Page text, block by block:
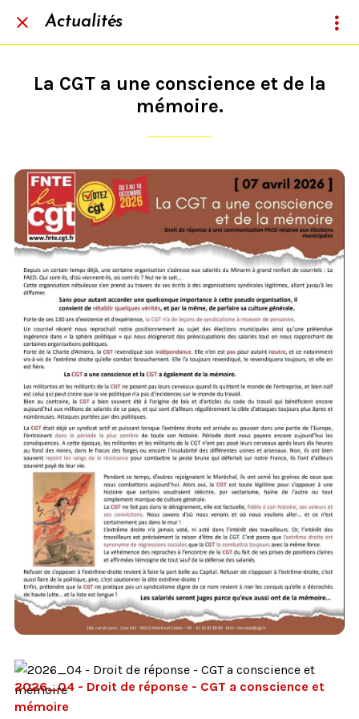
Actualités
La CGT a une conscience et de la
mémoire.
2026_04 - Droit de réponse - CGT a conscience et
mémoire